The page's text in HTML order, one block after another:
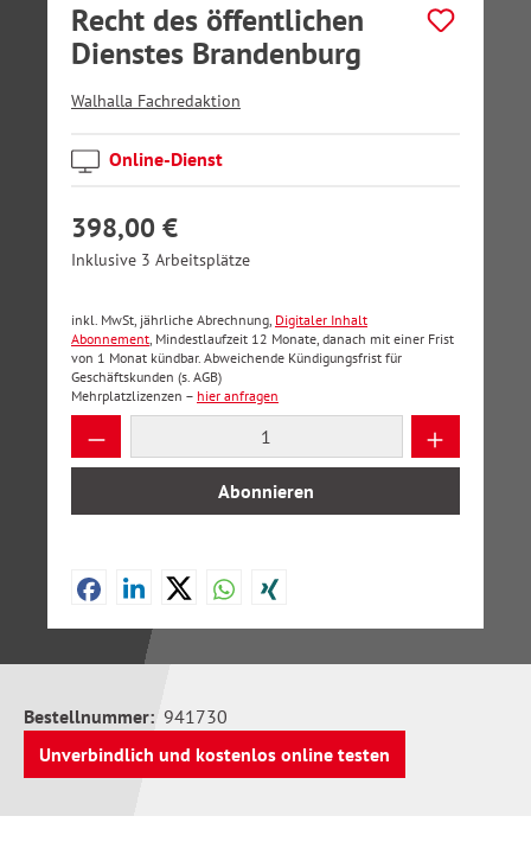
Recht des öffentlichen
Dienstes Brandenburg
Walhalla Fachredaktion
Online-Dienst
398,00 €
Inklusive 3 Arbeitsplätze
inkl. MwSt, jährliche Abrechnung, Digitaler Inhalt
Abonnement, Mindestlaufzeit 12 Monate, danach mit einer Frist
von 1 Monat kündbar. Abweichende Kündigungsfrist für
Geschäftskunden (s. AGB)
Mehrplatzlizenzen – hier anfragen
Produkt Anzahl: Gib den gewünschten
Abonnieren
Bestellnummer: 941730
Unverbindlich und kostenlos online testen